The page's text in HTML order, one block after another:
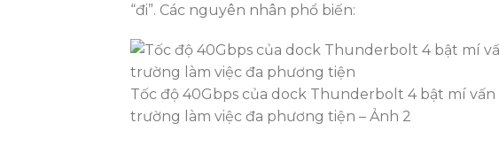
“đi”. Các nguyên nhân phổ biến:
Tốc độ 40Gbps của dock Thunderbolt 4 bật mí
trường làm việc đa phương tiện – Ảnh 2